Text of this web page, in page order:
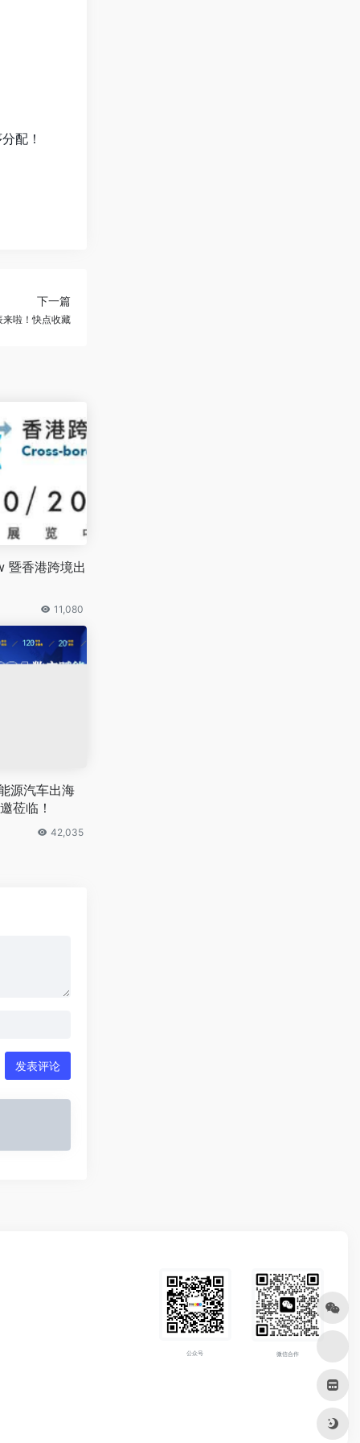
配！
下一篇
啦！快点收藏
香港跨境出
11,080
源汽车出海
莅临！
42,035
发表评论
公众号 微信合作